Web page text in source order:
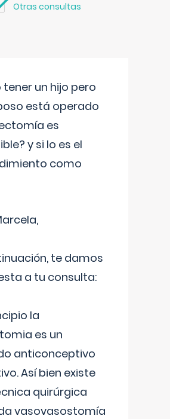
Otras consultas
tener un hijo pero
está operado
es
y si lo es el
como
te damos
a tu consulta:
la
es un
anticonceptivo
Así bien existe
quirúrgica
vasovasostomía